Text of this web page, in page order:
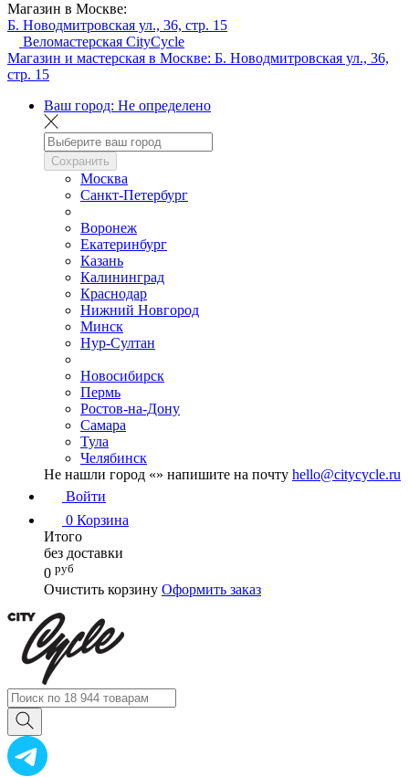
Магазин в Москве:
Б. Новодмитровская ул., 36, стр. 15
Веломастерская CityCycle
Магазин и мастерская в Москве: Б. Новодмитровская ул., 36,
стр. 15
Ваш город: Не определено
Сохранить
Москва
Санкт-Петербург
Воронеж
Екатеринбург
Казань
Калининград
Краснодар
Нижний Новгород
Минск
Нур-Султан
Новосибирск
Пермь
Ростов-на-Дону
Самара
Тула
Челябинск
Не нашли город «» напишите на почту hello@citycycle.ru
Войти
0 Корзина
Итого
без доставки
0 руб
Очистить корзину Оформить заказ